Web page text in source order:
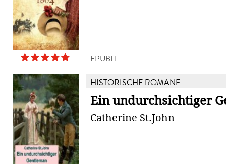
EPUBLI
HISTORISCHE ROMANE
Ein undurchsichtiger
Catherine St.John